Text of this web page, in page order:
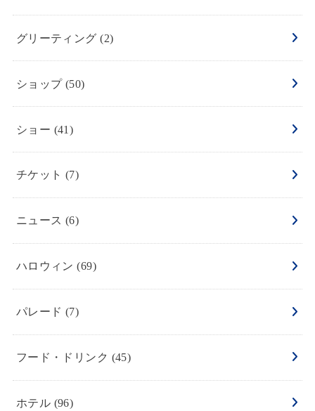
グリーティング(2)
ショップ (50)
ショー (41)
チケット (7)
ニュース (6)
ハロウィン(69)
パレード (7)
フード・ドリンク (45)
ホテル (96)